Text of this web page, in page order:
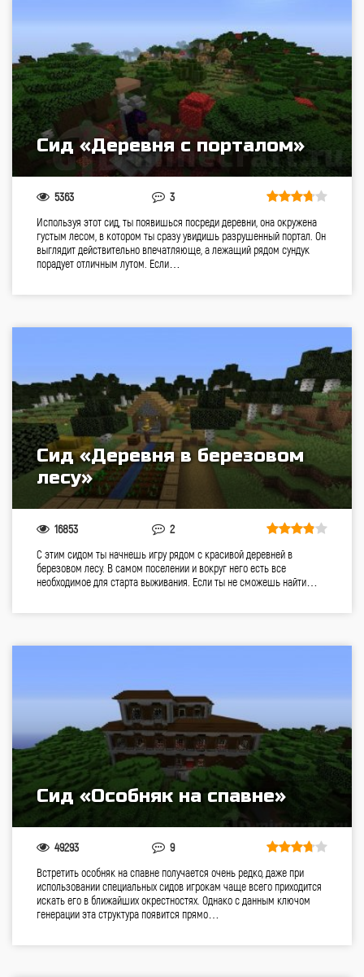
Сид «Деревня с порталом»
5363 3
Используя этот сид, ты появишься посреди деревни, она окружена
густым лесом, в котором ты сразу увидишь разрушенный портал. Он
выглядит действительно впечатляюще, а лежащий рядом сундук
порадует отличным лутом. Если…
Сид «Деревня в березовом
лесу»
16853 2
С этим сидом ты начнешь игру рядом с красивой деревней в
березовом лесу. В самом поселении и вокруг него есть все
необходимое для старта выживания. Если ты не сможешь найти…
Сид «Особняк на спавне»
49293 9
Встретить особняк на спавне получается очень редко, даже при
использовании специальных сидов игрокам чаще всего приходится
искать его в ближайших окрестностях. Однако с данным ключом
генерации эта структура появится прямо…